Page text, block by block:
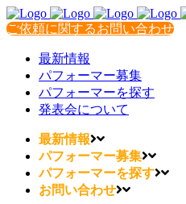
ご依頼に関するお問い合わせ
最新情報
パフォーマー募集
パフォーマーを探す
発表会について
最新情報
パフォーマー募集
パフォーマーを探す
お問い合わせ